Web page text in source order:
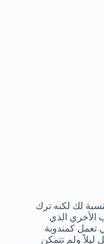
لك لكنه ترك
الأخري الذي
تعمل كمندوبة
ليلاً ولم تتمكن